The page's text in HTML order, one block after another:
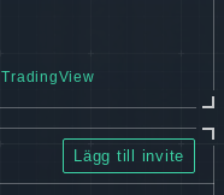
Lägg till invite